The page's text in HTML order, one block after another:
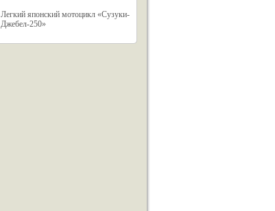
Легкий японский мотоцикл «Сузуки-
Джебел-250»